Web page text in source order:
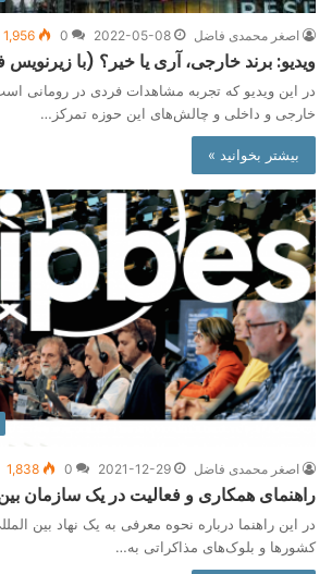
اصغر محمدی فاضل 2022-05-08
0
1,956
ویدیو: برند خارجی، آری یا خیر؟ (با
در این ویدیو که تجربه مشاهدات فردی در رومانی
خارجی و داخلی و چالش‌های این حوزه تمرکز…
بیشتر بخوانید »
اصغر محمدی فاضل 2021-12-29
0
1,838
راهنمای همکاری و فعالیت در یک سازمان
در این راهنما درباره نحوه معرفی به یک نهاد بین
کشورها و بلوک‌های مذاکراتی به…